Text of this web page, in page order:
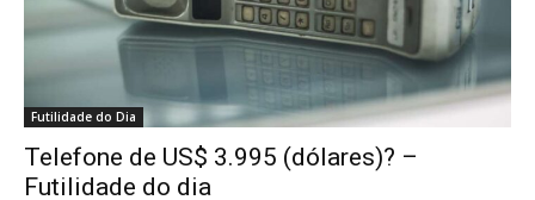
Futilidade do Dia
Telefone de US$ 3.995 (dólares)? –
Futilidade do dia